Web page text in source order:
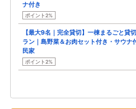
ナ付き
ポイント2%
【最大9名｜完全貸切】一棟まるごと貸
ラン｜島野菜＆お肉セット付き・サウナ
民家
ポイント2%